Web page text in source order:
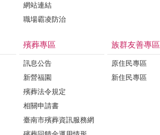
網站連結
職場霸凌防治
殯葬專區
訊息公告
新營福園
殯葬法令規定
相關申請書
臺南市殯葬資訊服務網
族群友善專區
原住民專區
新住民專區